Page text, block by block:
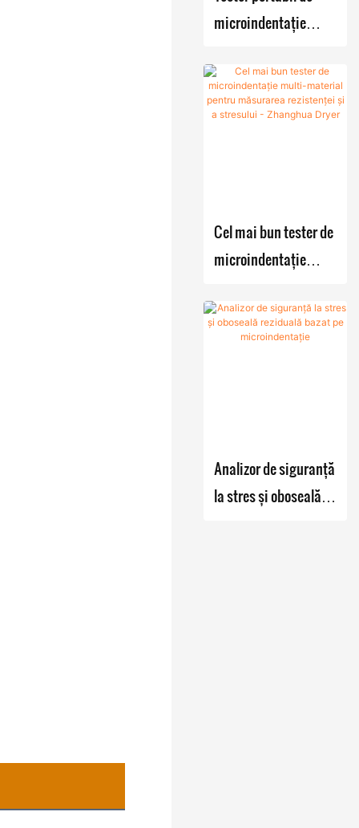
multifunc
cu lame
Sistem
producție cu
filtrare-
uscare
microindentație
tensiunii reziduale în
recipiente sub
Cel mai bun tester de
microindentație
măsurarea
rezistenței și a
Analizor de siguranță
la stres și oboseală